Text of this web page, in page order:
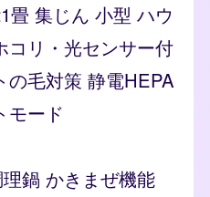
畳 集じん 小型 ハウ
コリ・光センサー付
の毛対策 静電HEPA
モード
鍋 かきまぜ機能